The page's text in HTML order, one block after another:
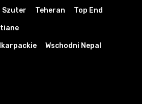
Szuter Teheran Top End
Wschodni Nepal